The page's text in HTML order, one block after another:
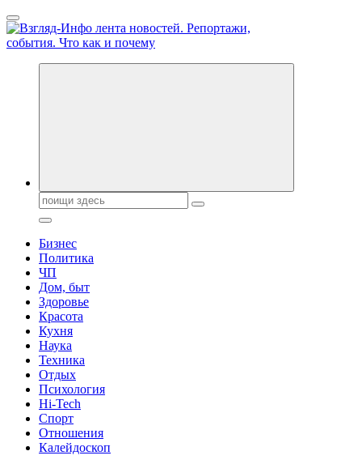
Перейти
к
содержанию
Обо всем и обо всех, что зачем и почему. Новости политики,
Поиск:
Бизнес
Политика
ЧП
Дом, быт
Здоровье
Красота
Кухня
Наука
Техника
Отдых
Психология
Hi-Tech
Спорт
Отношения
Калейдоскоп